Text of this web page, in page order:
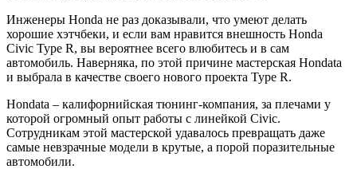
Инженеры Honda не раз доказывали, что умеют делать
хорошие хэтчбеки, и если вам нравится внешность Honda
Civic Type R, вы вероятнее всего влюбитесь и в сам
автомобиль. Наверняка, по этой причине мастерская Hondata
и выбрала в качестве своего нового проекта Type R.
Hondata – калифорнийская тюнинг-компания, за плечами у
которой огромный опыт работы с линейкой Civic.
Сотрудникам этой мастерской удавалось превращать даже
самые невзрачные модели в крутые, а порой поразительные
автомобили.